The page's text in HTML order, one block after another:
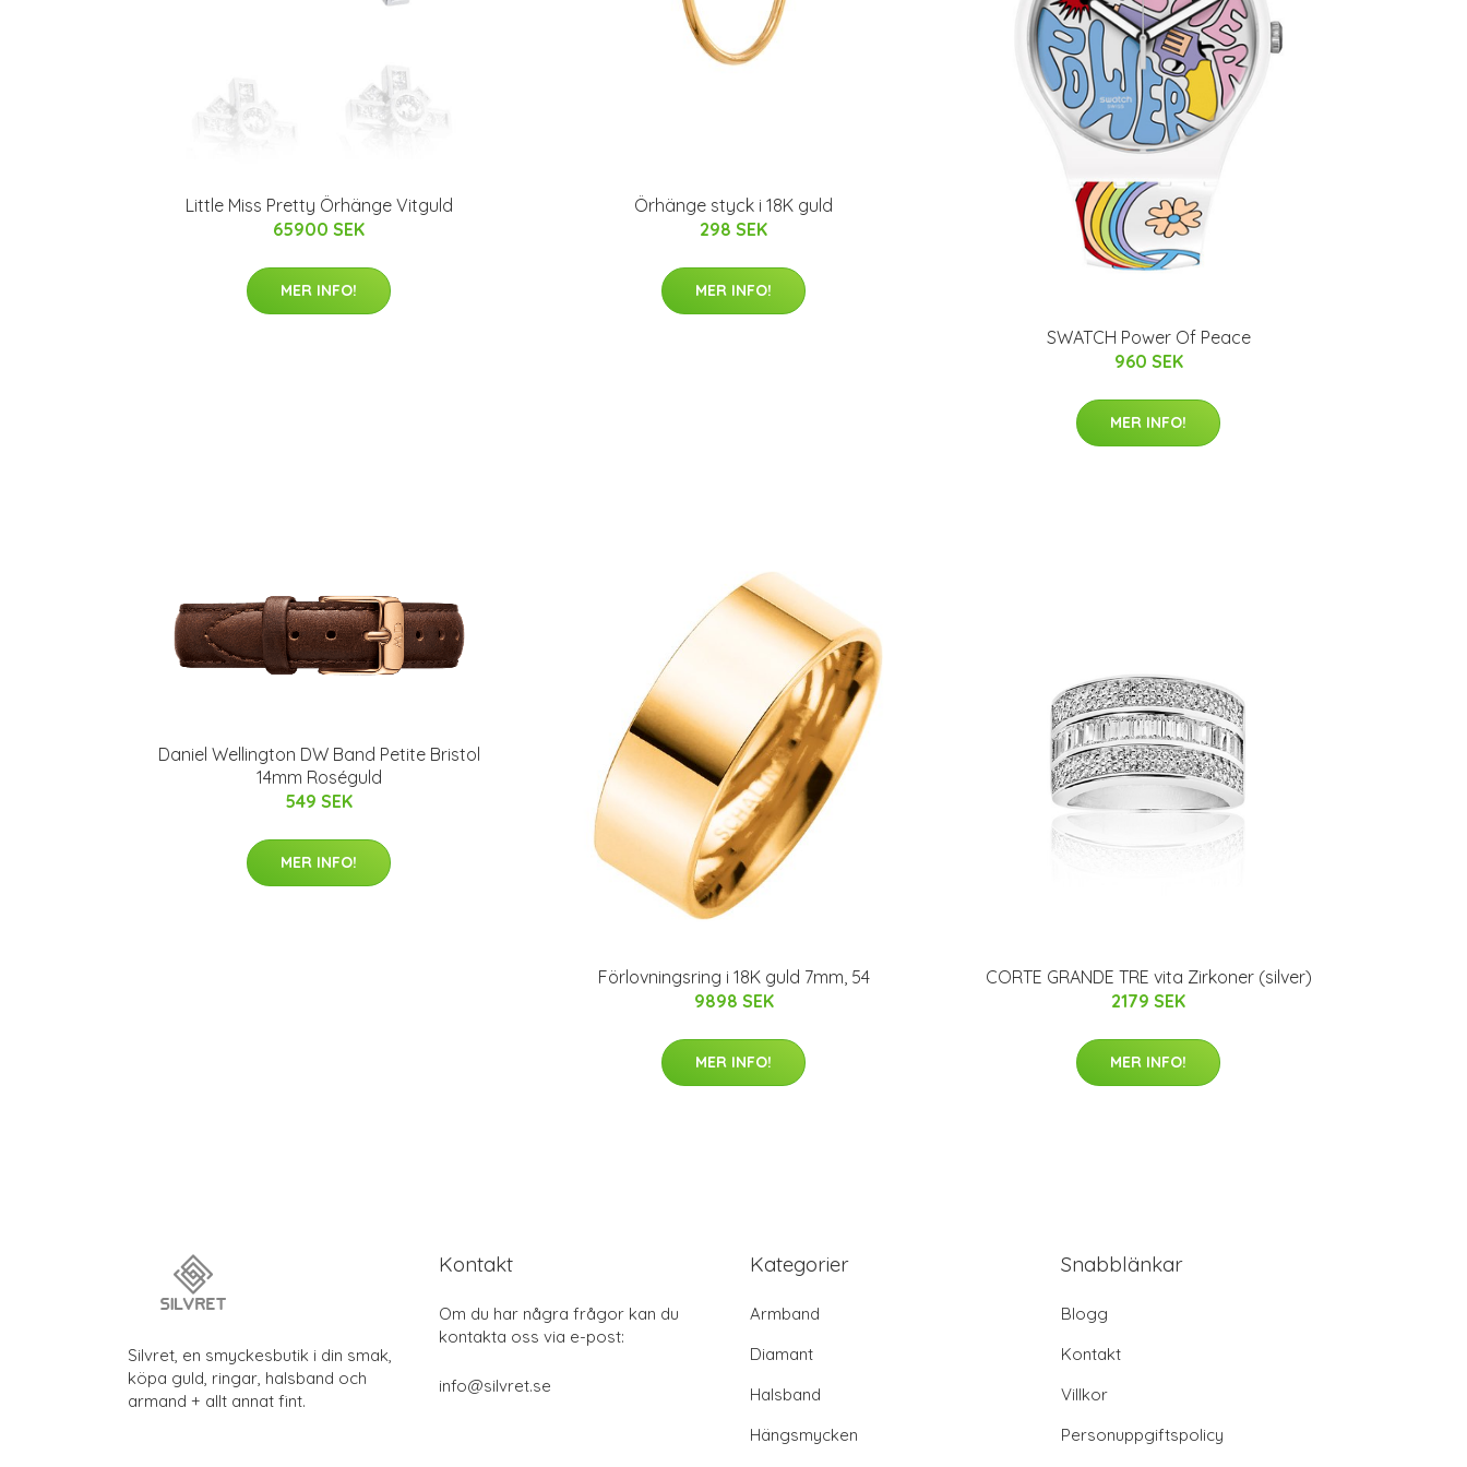
Little Miss Pretty Örhänge Vitguld
65900 SEK
MER INFO!
Örhänge styck i 18K guld
298 SEK
MER INFO!
SWATCH Power Of Peace
960 SEK
MER INFO!
Daniel Wellington DW Band Petite Bristol
14mm Roséguld
549 SEK
MER INFO!
Förlovningsring i 18K guld 7mm, 54
9898 SEK
MER INFO!
CORTE GRANDE TRE vita Zirkoner (silver)
2179 SEK
MER INFO!
Silvret, en smyckesbutik i din smak,
köpa guld, ringar, halsband och
armand + allt annat fint.
Kontakt
Om du har några frågor kan du
kontakta oss via e-post:
info@silvret.se
Kategorier
Armband
Diamant
Halsband
Hängsmycken
Snabblänkar
Blogg
Kontakt
Villkor
Personuppgiftspolicy